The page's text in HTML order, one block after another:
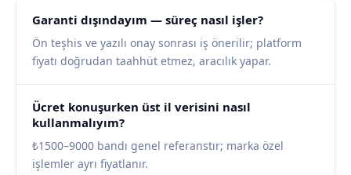
Garanti dışındayım — süreç nasıl işler?
Ön teşhis ve yazılı onay sonrası iş önerilir; platform
fiyatı doğrudan taahhüt etmez, aracılık yapar.
Ücret konuşurken üst il verisini nasıl
kullanmalıyım?
₺1500–9000 bandı genel referanstır; marka özel
işlemler ayrı fiyatlanır.